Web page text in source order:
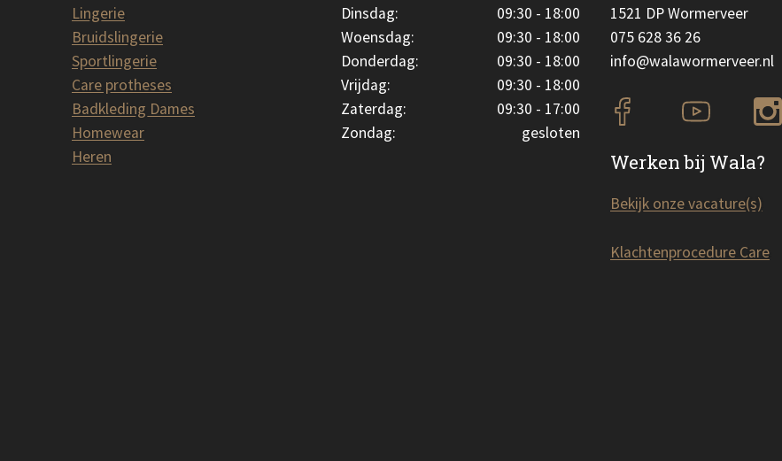
Lingerie
Bruidslingerie
Sportlingerie
Care protheses
Badkleding Dames
Homewear
Heren
Dinsdag:
09:30 - 18:00
Woensdag:
09:30 - 18:00
Donderdag:
09:30 - 18:00
Vrijdag:
09:30 - 18:00
Zaterdag:
09:30 - 17:00
Zondag:
gesloten
1521 DP Wormerveer
075 628 36 26
info@walawormerveer.nl
Werken bij Wala?
Bekijk onze vacature(s)
Klachtenprocedure Care